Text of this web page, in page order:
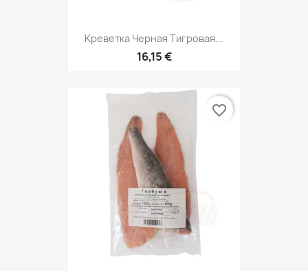
Креветка Черная Тигровая...
16,15 €
favorite_border